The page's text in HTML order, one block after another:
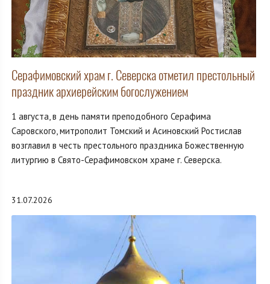
Серафимовский храм г. Северска отметил престольный
праздник архиерейским богослужением
1 августа, в день памяти преподобного Серафима
Саровского, митрополит Томский и Асиновский Ростислав
возглавил в честь престольного праздника Божественную
литургию в Свято-Серафимовском храме г. Северска.
31.07.2026